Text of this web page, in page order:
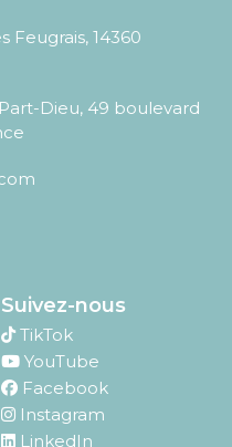
Feugrais, 14360
Dieu, 49 boulevard
Suivez-nous
TikTok
YouTube
Facebook
Instagram
LinkedIn